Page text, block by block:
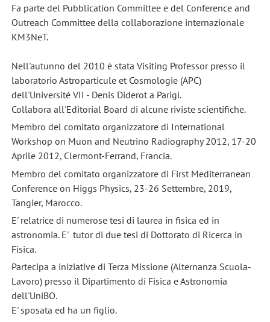
Fa parte del Pubblication Committee e del Conference and
Outreach Committee della collaborazione internazionale
KM3NeT.
Nell'autunno del 2010 è stata Visiting Professor presso il
laboratorio Astroparticule et Cosmologie (APC)
dell'Université VII - Denis Diderot a Parigi.
Collabora all'Editorial Board di alcune riviste scientifiche.
Membro del comitato organizzatore di International
Workshop on Muon and Neutrino Radiography 2012, 17-20
Aprile 2012, Clermont-Ferrand, Francia.
Membro del comitato organizzatore di First Mediterranean
Conference on Higgs Physics, 23-26 Settembre, 2019,
Tangier, Marocco.
E' relatrice di numerose tesi di laurea in fisica ed in
astronomia. E' tutor di due tesi di Dottorato di Ricerca in
Fisica.
Partecipa a iniziative di Terza Missione (Alternanza Scuola-
Lavoro) presso il Dipartimento di Fisica e Astronomia
dell'UniBO.
E' sposata ed ha un figlio.